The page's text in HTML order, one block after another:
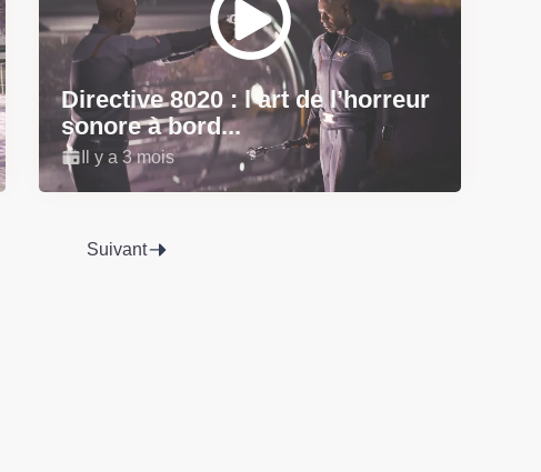
Directive 8020 : l’art de l’horreur
sonore à bord...
Il y a 3 mois
Suivant